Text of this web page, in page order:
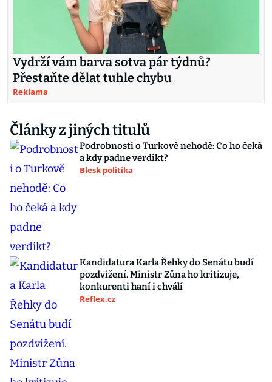
Vydrží vám barva sotva pár týdnů?
Přestaňte dělat tuhle chybu
Reklama
Články z jiných titulů
Podrobnosti o Turkově nehodě: Co ho čeká
a kdy padne verdikt?
Blesk politika
Kandidatura Karla Řehky do Senátu budí
pozdvižení. Ministr Zůna ho kritizuje,
konkurenti haní i chválí
Reflex.cz